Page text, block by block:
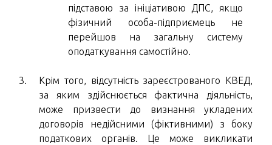
підставою за ініціативою ДПС, якщо
фізичний особа-підприємець не
перейшов на загальну систему
оподаткування самостійно.
Крім того, відсутність зареєстрованого КВЕД,
за яким здійснюється фактична діяльність,
може призвести до визнання укладених
договорів недійсними (фіктивними) з боку
податкових органів. Це може викликати